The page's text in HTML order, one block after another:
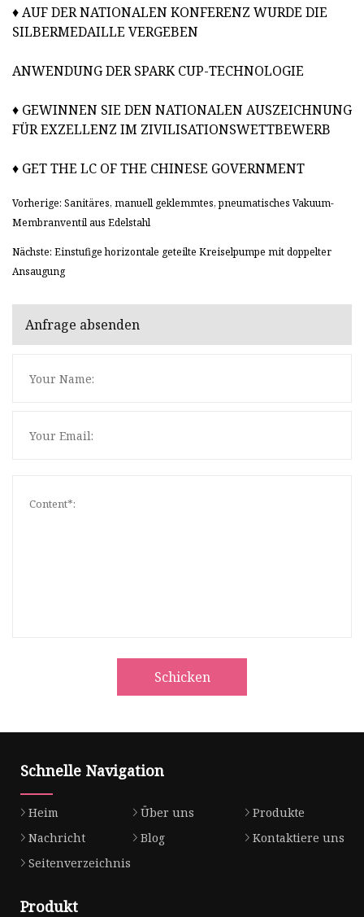
♦ AUF DER NATIONALEN KONFERENZ WURDE DIE
SILBERMEDAILLE VERGEBEN
ANWENDUNG DER SPARK CUP-TECHNOLOGIE
♦ GEWINNEN SIE DEN NATIONALEN AUSZEICHNUNG
FÜR EXZELLENZ IM ZIVILISATIONSWETTBEWERB
♦ GET THE LC OF THE CHINESE GOVERNMENT
Vorherige: Sanitäres, manuell geklemmtes, pneumatisches Vakuum-
Membranventil aus Edelstahl
Nächste: Einstufige horizontale geteilte Kreiselpumpe mit doppelter
Ansaugung
Anfrage absenden
Schicken
Schnelle Navigation
Heim Über uns
Produkte
Nachricht
Blog
Kontaktiere uns
Seitenverzeichnis
Produkt